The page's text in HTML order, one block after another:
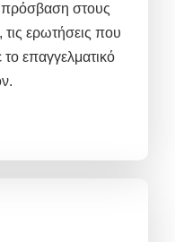
πρόσβαση στους
τις ερωτήσεις που
επαγγελματικό